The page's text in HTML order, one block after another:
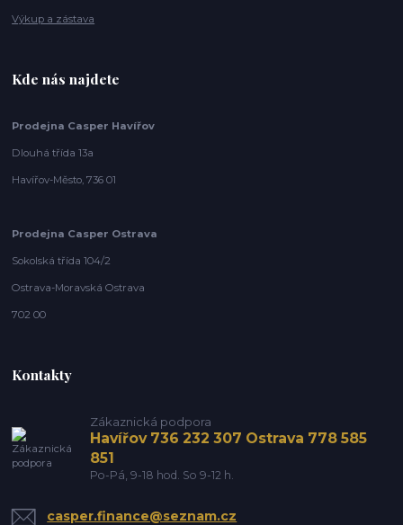
Výkup a zástava
Kde nás najdete
Prodejna Casper Havířov
Dlouhá třída 13a
Havířov-Město, 736 01
Prodejna Casper Ostrava
Sokolská třída 104/2
Ostrava-Moravská Ostrava
702 00
Kontakty
Zákaznická podpora
Havířov 736 232 307 Ostrava 778 585
851
Po-Pá, 9-18 hod. So 9-12 h.
casper.finance@seznam.cz